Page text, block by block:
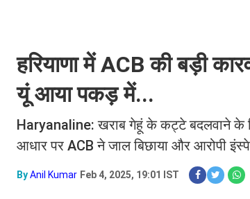
हरियाणा में ACB की बड़ी
यूं आया पकड़ में...
Haryanaline: खराब गेहूं के कट्टे बदलवाने के
आधार पर ACB ने जाल बिछाया और आरोपी
ByAnil Kumar Feb 4, 2025, 19:01 IST